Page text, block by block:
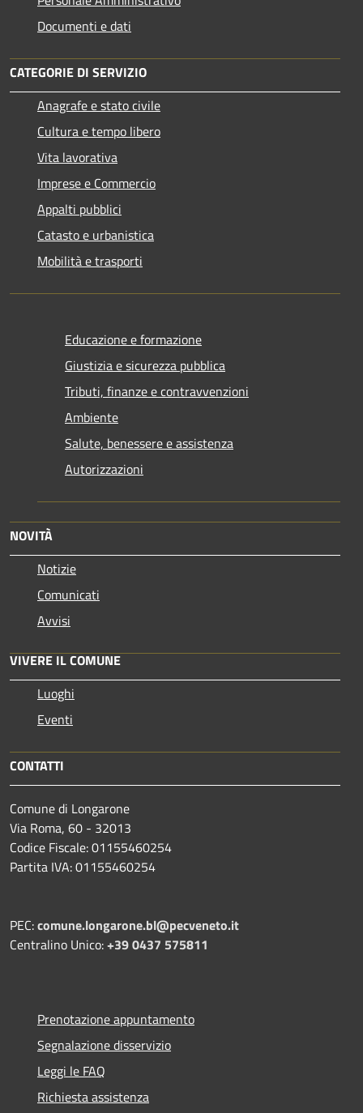
Documenti e dati
CATEGORIE DI SERVIZIO
Anagrafe e stato civile
Cultura e tempo libero
Vita lavorativa
Imprese e Commercio
Appalti pubblici
Catasto e urbanistica
Mobilità e trasporti
Educazione e formazione
Giustizia e sicurezza pubblica
Tributi, finanze e contravvenzioni
Ambiente
Salute, benessere e assistenza
Autorizzazioni
NOVITÀ
Notizie
Comunicati
Avvisi
VIVERE IL COMUNE
Luoghi
Eventi
CONTATTI
Comune di Longarone
Via Roma, 60 - 32013
Codice Fiscale: 01155460254
Partita IVA: 01155460254
PEC:comune.longarone.bl@pecveneto.it
Centralino Unico:+39 0437 575811
Prenotazione appuntamento
Segnalazione disservizio
Leggi le FAQ
Richiesta assistenza